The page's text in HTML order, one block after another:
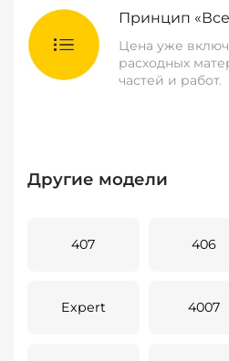
Принцип
Цена уже
расходных
частей и работ.
Другие модели
407 406
Expert 4007